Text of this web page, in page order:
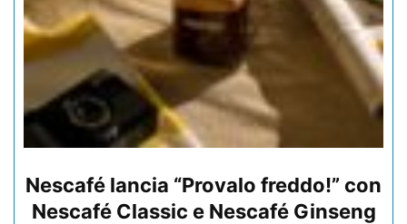
Nescafé lancia “Provalo freddo!” con
Nescafé Classic e Nescafé Ginseng